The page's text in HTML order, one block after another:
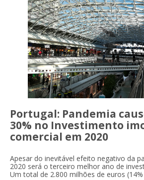
Portugal: Pandemia
30% no Investimento
comercial em 2020
Apesar do inevitável efeito negativo da
2020 será o terceiro melhor ano de
Um total de 2.800 milhões de euros